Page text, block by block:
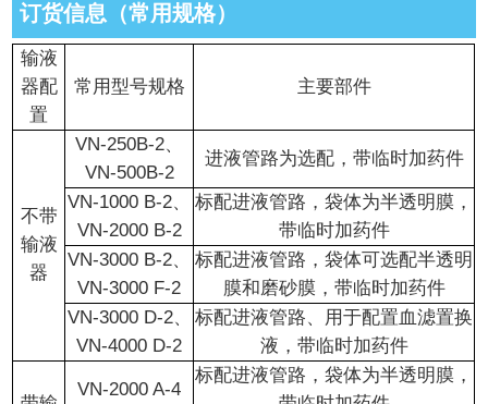
订货信息（常用规格）
输液
器配
置
常用型号规格 主要部件
不带
输液
器
VN-250B-2、
VN-500B-2
进液管路为选配，带临时加药件
VN-1000 B-2、
VN-2000 B-2
标配进液管路，袋体为半透明膜，
带临时加药件
VN-3000 B-2、
VN-3000 F-2
标配进液管路，袋体可选配半透明
膜和磨砂膜，带临时加药件
VN-3000 D-2、
VN-4000 D-2
标配进液管路、用于配置血滤置换
液，带临时加药件
VN-2000 A-4
标配进液管路，袋体为半透明膜，